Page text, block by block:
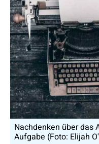
Nachdenken über das
Aufgabe (Foto: Elijah